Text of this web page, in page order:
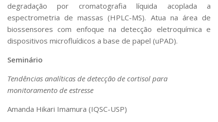
degradação por cromatografia líquida acoplada a
espectrometria de massas (HPLC-MS). Atua na área de
biossensores com enfoque na detecção eletroquímica e
dispositivos microfluídicos a base de papel (uPAD).
Seminário
Tendências analíticas de detecção de cortisol para
monitoramento de estresse
Amanda Hikari Imamura (IQSC-USP)